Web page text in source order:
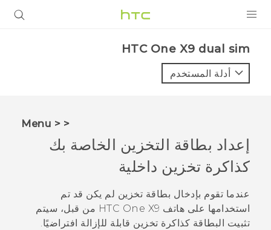
VIVE
VIVERSE
البرامج + التطبيقات
الدعم
أجهزة HTC والملحقات
HTC One X9 dual sim‎
أدلة المستخدم
< < Menu
إعداد بطاقة التخزين الخاصة بك
كذاكرة تخزين داخلية
عندما تقوم بإدخال بطاقة تخزين لم يكن قد تم
استخدامها على هاتف HTC One X9 من قبل، سيتم
تثبيت البطاقة كذاكرة تخزين قابلة للإزالة افتراضيًا.